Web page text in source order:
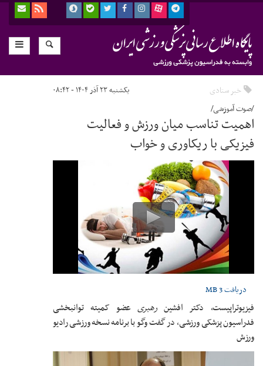
خبر ستادی یکشنبه ۲۳ آذر ۱۴۰۴ - ۰۸:۴۲
/صوت آموزشی/
اهمیت تناسب میان ورزش و فعالیت
فیزیکی با ریکاوری و خواب
دریافت3 MB
فیزیوتراپیست، دکتر افشینرهبریعضو کمیته توانبخشی
فدراسیون پزشکی ورزشی، در گفت وگو با برنامه نسخه ورزشی رادیو
ورزش